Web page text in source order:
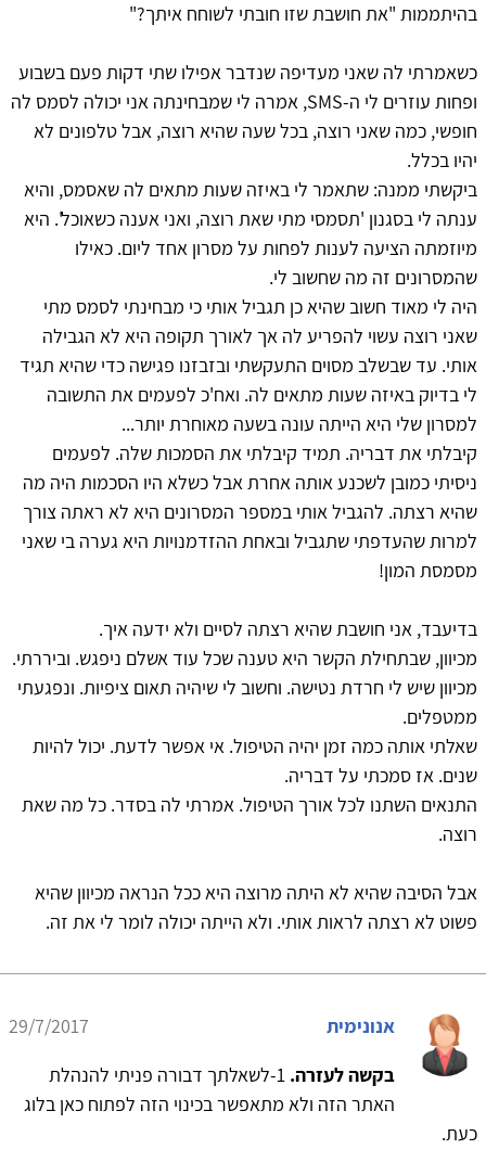
בהיתממות "את חושבת שזו חובתי לשוחח איתך?"
כשאמרתי לה שאני מעדיפה שנדבר אפילו שתי דקות פעם בשבוע
ופחות עוזרים לי ה-SMS, אמרה לי שמבחינתה אני יכולה לסמס לה
חופשי, כמה שאני רוצה, בכל שעה שהיא רוצה, אבל טלפונים לא
יהיו בכלל.
ביקשתי ממנה: שתאמר לי באיזה שעות מתאים לה שאסמס, והיא
ענתה לי בסגנון 'תסמסי מתי שאת רוצה, ואני אענה כשאוכל'. היא
מיוזמתה הציעה לענות לפחות על מסרון אחד ליום. כאילו
שהמסרונים זה מה שחשוב לי.
היה לי מאוד חשוב שהיא כן תגביל אותי כי מבחינתי לסמס מתי
שאני רוצה עשוי להפריע לה אך לאורך תקופה היא לא הגבילה
אותי. עד שבשלב מסוים התעקשתי ובזבזנו פגישה כדי שהיא תגיד
לי בדיוק באיזה שעות מתאים לה. ואח'כ לפעמים את התשובה
למסרון שלי היא הייתה עונה בשעה מאוחרת יותר...
קיבלתי את דבריה. תמיד קיבלתי את הסמכות שלה. לפעמים
ניסיתי כמובן לשכנע אותה אחרת אבל כשלא היו הסכמות היה מה
שהיא רצתה. להגביל אותי במספר המסרונים היא לא ראתה צורך
למרות שהעדפתי שתגביל ובאחת ההזדמנויות היא גערה בי שאני
מסמסת המון!
בדיעבד, אני חושבת שהיא רצתה לסיים ולא ידעה איך.
מכיוון, שבתחילת הקשר היא טענה שכל עוד אשלם ניפגש. וביררתי.
מכיוון שיש לי חרדת נטישה. וחשוב לי שיהיה תאום ציפיות. ונפגעתי
ממטפלים.
שאלתי אותה כמה זמן יהיה הטיפול. אי אפשר לדעת. יכול להיות
שנים. אז סמכתי על דבריה.
התנאים השתנו לכל אורך הטיפול. אמרתי לה בסדר. כל מה שאת
רוצה.
אבל הסיבה שהיא לא היתה מרוצה היא ככל הנראה מכיוון שהיא
פשוט לא רצתה לראות אותי. ולא הייתה יכולה לומר לי את זה.
אנונימית
29/7/2017
בקשה לעזרה.
1-לשאלתך דבורה פניתי להנהלת
האתר הזה ולא מתאפשר בכינוי הזה לפתוח כאן בלוג
כעת.